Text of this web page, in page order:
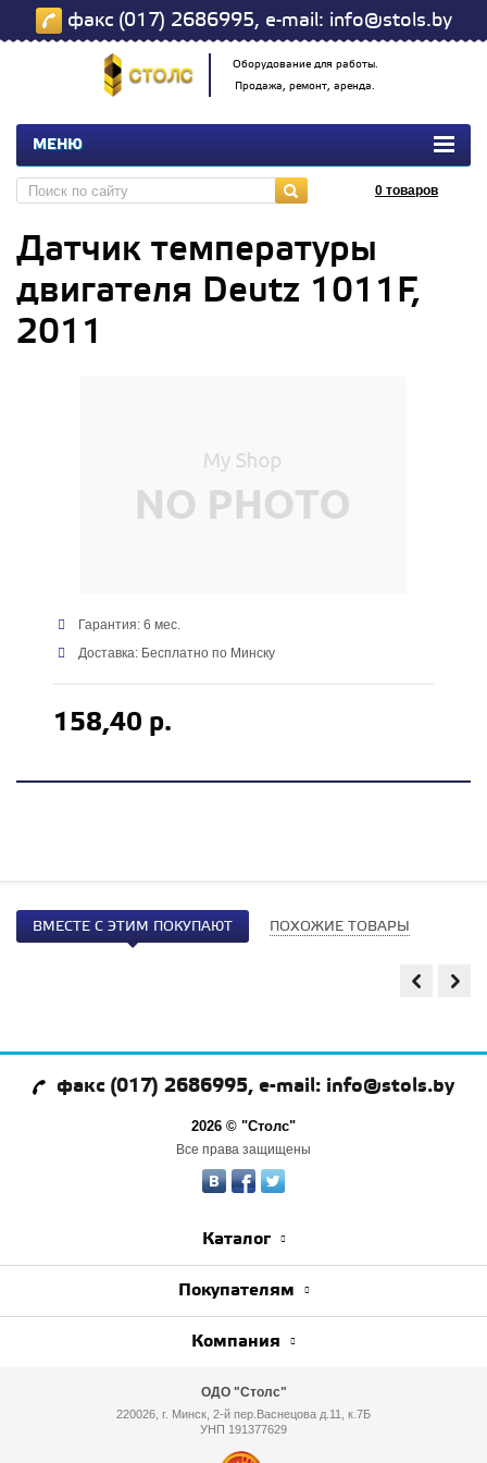
факс (017) 2686995, e-mail: info@stols.by
Оборудование для работы.
Продажа, ремонт, аренда.
МЕНЮ
0 товаров
Датчик температуры
двигателя Deutz 1011F,
2011
Гарантия: 6 мес.
Доставка: Бесплатно по Минску
158,40 р.
ВМЕСТЕ С ЭТИМ ПОКУПАЮТ ПОХОЖИЕ ТОВАРЫ
факс (017) 2686995, e-mail: info@stols.by
2026 © "Столс"
Все права защищены
Каталог
Покупателям
Компания
ОДО "Столс"
220026, г. Минск, 2-й пер.Васнецова д.11, к.7Б
УНП 191377629